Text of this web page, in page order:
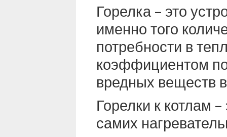
Горелка – это
именно того
потребности в
коэффициентом
вредных веществ
Горелки к котлам
самих